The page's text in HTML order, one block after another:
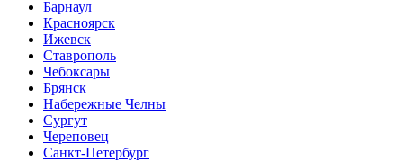
Барнаул
Красноярск
Ижевск
Ставрополь
Чебоксары
Брянск
Набережные Челны
Сургут
Череповец
Санкт-Петербург